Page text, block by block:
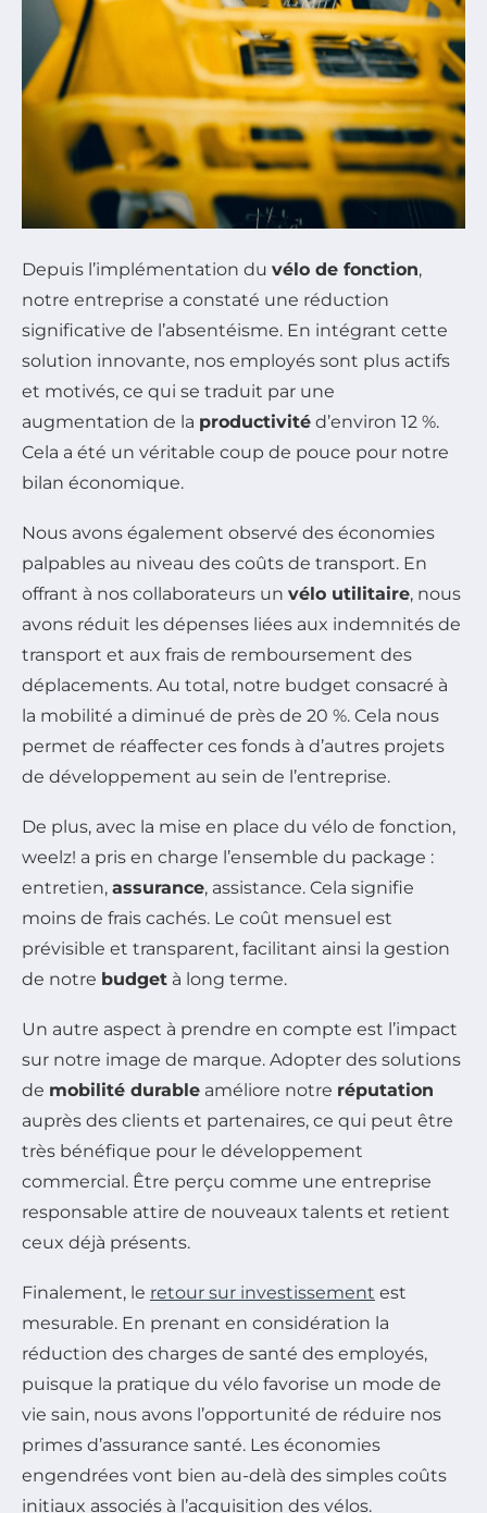
Depuis l’implémentation du vélo de fonction,
notre entreprise a constaté une réduction
significative de l’absentéisme. En intégrant cette
solution innovante, nos employés sont plus actifs
et motivés, ce qui se traduit par une
augmentation de la productivité d’environ 12 %.
Cela a été un véritable coup de pouce pour notre
bilan économique.
Nous avons également observé des économies
palpables au niveau des coûts de transport. En
offrant à nos collaborateurs un vélo utilitaire, nous
avons réduit les dépenses liées aux indemnités de
transport et aux frais de remboursement des
déplacements. Au total, notre budget consacré à
la mobilité a diminué de près de 20 %. Cela nous
permet de réaffecter ces fonds à d’autres projets
de développement au sein de l’entreprise.
De plus, avec la mise en place du vélo de fonction,
weelz! a pris en charge l’ensemble du package :
entretien, assurance, assistance. Cela signifie
moins de frais cachés. Le coût mensuel est
prévisible et transparent, facilitant ainsi la gestion
de notre budget à long terme.
Un autre aspect à prendre en compte est l’impact
sur notre image de marque. Adopter des solutions
de mobilité durable améliore notre réputation
auprès des clients et partenaires, ce qui peut être
très bénéfique pour le développement
commercial. Être perçu comme une entreprise
responsable attire de nouveaux talents et retient
ceux déjà présents.
Finalement, le retour sur investissement est
mesurable. En prenant en considération la
réduction des charges de santé des employés,
puisque la pratique du vélo favorise un mode de
vie sain, nous avons l’opportunité de réduire nos
primes d’assurance santé. Les économies
engendrées vont bien au-delà des simples coûts
initiaux associés à l’acquisition des vélos.